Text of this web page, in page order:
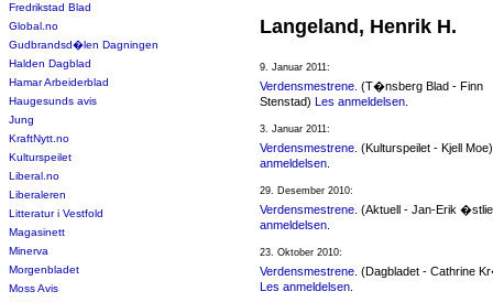
Fredrikstad Blad
Global.no
Gudbrandsd�len Dagningen
Halden Dagblad
Hamar Arbeiderblad
Haugesunds avis
Jung
KraftNytt.no
Kulturspeilet
Liberal.no
Liberaleren
Litteratur i Vestfold
Magasinett
Minerva
Morgenbladet
Moss Avis
Langeland, Henrik H.
9. Januar 2011:
Verdensmestrene . (T�nsberg Blad - Finn
Stenstad) Les anmeldelsen
3. Januar 2011:
Verdensmestrene . (Kulturspeilet - Kjell
anmeldelsen
29. Desember 2010:
Verdensmestrene . (Aktuell - Jan-Erik
anmeldelsen
23. Oktober 2010:
Verdensmestrene . (Dagbladet - Cathrine
Les anmeldelsen